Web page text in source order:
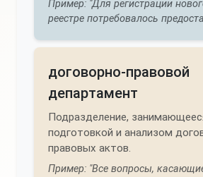
Пример: "Для регистрации
реестре потребовалось
договорно-правовой
департамент
Подразделение,
подготовкой и анализом
правовых актов.
Пример: "Все вопросы,